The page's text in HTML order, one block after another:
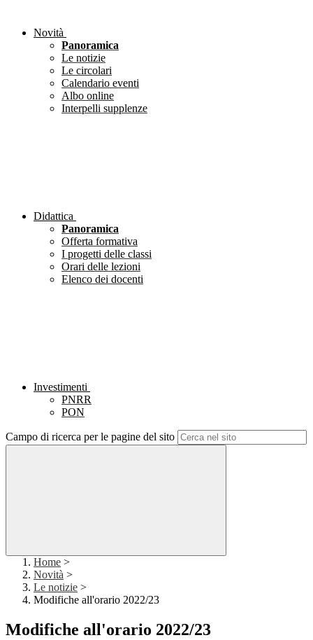
Novità
Panoramica
Le notizie
Le circolari
Calendario eventi
Albo online
Interpelli supplenze
Didattica
Panoramica
Offerta formativa
I progetti delle classi
Orari delle lezioni
Elenco dei docenti
Investimenti
PNRR
PON
Campo di ricerca per le pagine del sito
Home >
Novità >
Le notizie >
Modifiche all'orario 2022/23
Modifiche all'orario 2022/23